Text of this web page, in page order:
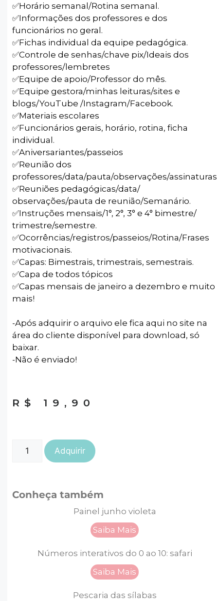
✅️Horário semanal/Rotina semanal.
✅️Informações dos professores e dos
funcionários no geral.
✅️Fichas individual da equipe pedagógica.
✅️Controle de senhas/chave pix/Ideais dos
professores/lembretes
✅️Equipe de apoio/Professor do mês.
✅️Equipe gestora/minhas leituras/sites e
blogs/YouTube /Instagram/Facebook.
✅️Materiais escolares
✅️Funcionários gerais, horário, rotina, ficha
individual.
✅️Aniversariantes/passeios
✅️Reunião dos
professores/data/pauta/observações/assinaturas
✅️Reuniões pedagógicas/data/
observações/pauta de reunião/Semanário.
✅️Instruções mensais/1°, 2°, 3° e 4° bimestre/
trimestre/semestre.
✅️Ocorrências/registros/passeios/Rotina/Frases
motivacionais.
✅️Capas: Bimestrais, trimestrais, semestrais.
✅️Capa de todos tópicos
✅️Capas mensais de janeiro a dezembro e muito
mais!
-Após adquirir o arquivo ele fica aqui no site na
área do cliente disponível para download, só
baixar.
-Não é enviado!
R$ 19,90
Adquirir
Conheça também
Painel junho violeta
Saiba Mais
Números interativos do 0 ao 10: safari
Saiba Mais
Pescaria das sílabas